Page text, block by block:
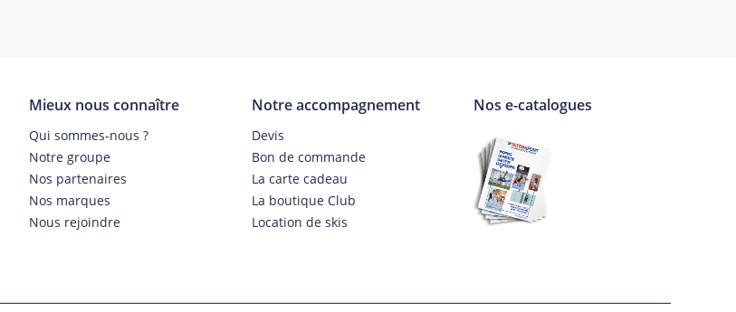
Mieux nous connaître
Qui sommes-nous ?
Notre groupe
Nos partenaires
Nos marques
Nous rejoindre
Notre accompagnement
Devis
Bon de commande
La carte cadeau
La boutique Club
Location de skis
Nos e-catalogues